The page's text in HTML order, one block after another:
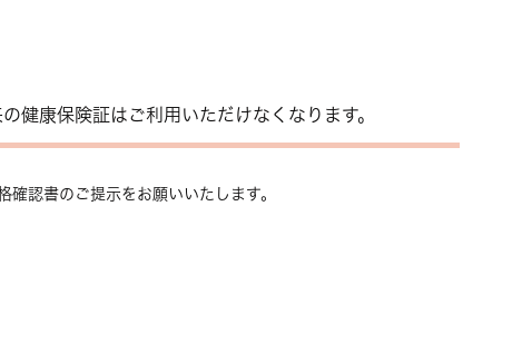
健康保険証はご利用いただけなくなります。
確認書のご提示をお願いいたします。